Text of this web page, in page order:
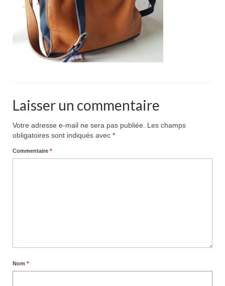
Pour acheter
Contact
Laisser un commentaire
Votre adresse e-mail ne sera pas publiée.
Les champs
obligatoires sont indiqués avec *
Commentaire *
Nom *